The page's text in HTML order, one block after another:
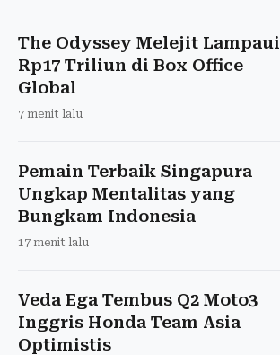
The Odyssey Melejit Lampaui
Rp17 Triliun di Box Office
Global
7 menit lalu
Pemain Terbaik Singapura
Ungkap Mentalitas yang
Bungkam Indonesia
17 menit lalu
Veda Ega Tembus Q2 Moto3
Inggris Honda Team Asia
Optimistis